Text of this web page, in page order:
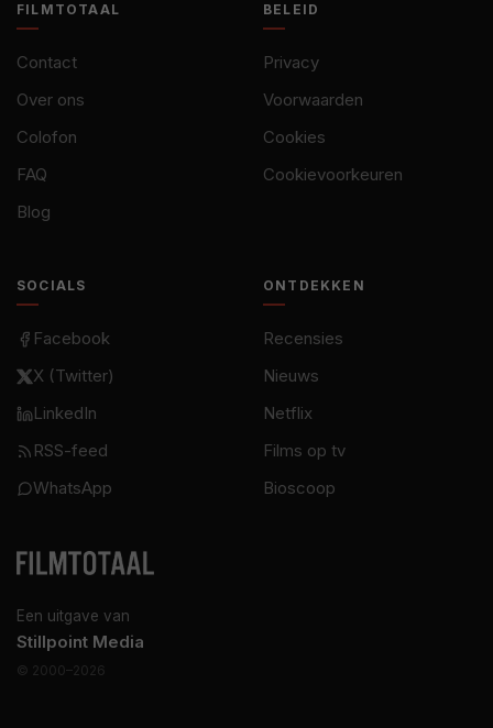
Een uitgave van
Stillpoint Media
© 2000–2026
FILMTOTAAL
Contact
Over ons
Colofon
FAQ
Blog
BELEID
Privacy
Voorwaarden
Cookies
Cookievoorkeuren
SOCIALS
Facebook
X (Twitter)
LinkedIn
RSS-feed
WhatsApp
ONTDEKKEN
Recensies
Nieuws
Netflix
Films op tv
Bioscoop